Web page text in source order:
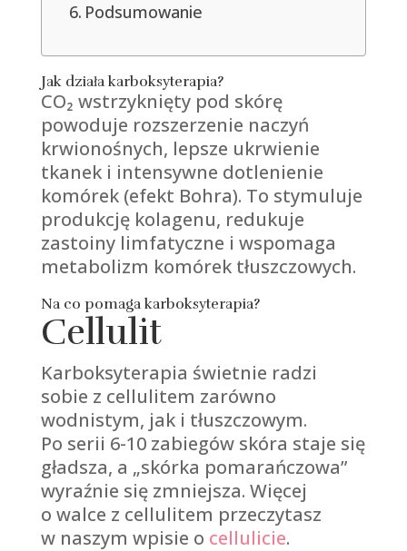
Podsumowanie
Jak działa karboksyterapia?
CO₂ wstrzyknięty pod skórę
powoduje rozszerzenie naczyń
krwionośnych, lepsze ukrwienie
tkanek i intensywne dotlenienie
komórek (efekt Bohra). To stymuluje
produkcję kolagenu, redukuje
zastoiny limfatyczne i wspomaga
metabolizm komórek tłuszczowych.
Na co pomaga karboksyterapia?
Cellulit
Karboksyterapia świetnie radzi
sobie z cellulitem zarówno
wodnistym, jak i tłuszczowym.
Po serii 6-10 zabiegów skóra staje się
gładsza, a „skórka pomarańczowa”
wyraźnie się zmniejsza. Więcej
o walce z cellulitem przeczytasz
w naszym wpisie o cellulicie.